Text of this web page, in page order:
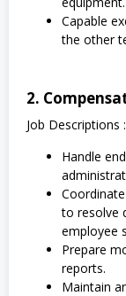
Capable
the other
2.
Job Descriptions :
Handle
to resolve
employee
Prepare
reports.
Maintain